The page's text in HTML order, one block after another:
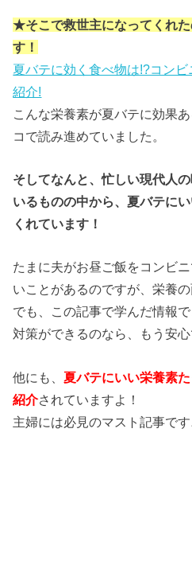
★そこで救世主になってくれ
す！
夏バテに効く食べ物は!?コン
紹介!
こんな栄養素が夏バテに効果
コで読み進めていました。
そしてなんと、忙しい現代人
いるものの中から、夏バテに
くれています！
たまに夫がお昼ご飯をコンビ
いことがあるのですが、栄養の
でも、この記事で学んだ情報
対策ができるのなら、もう安心
他にも、夏バテにいい栄養素
紹介されていますよ！
主婦には必見のマスト記事です